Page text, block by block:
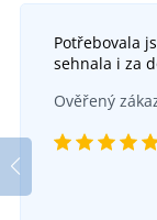
Potřebovala
sehnala i za
Ověřený